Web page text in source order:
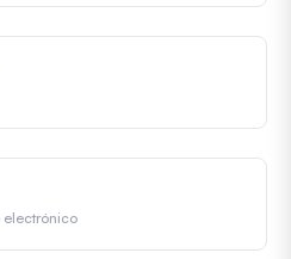
electrónico